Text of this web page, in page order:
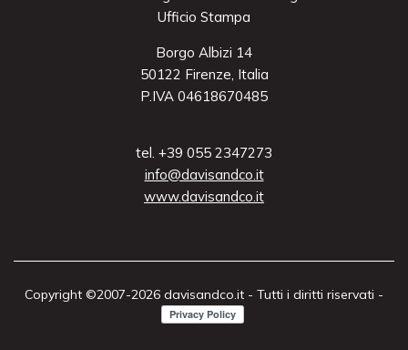
Ufficio Stampa
Borgo Albizi 14
50122 Firenze, Italia
P.IVA 04618670485
tel. +39 055 2347273
info@davisandco.it
www.davisandco.it
Copyright ©2007-2026 davisandco.it - Tutti i diritti riservati -